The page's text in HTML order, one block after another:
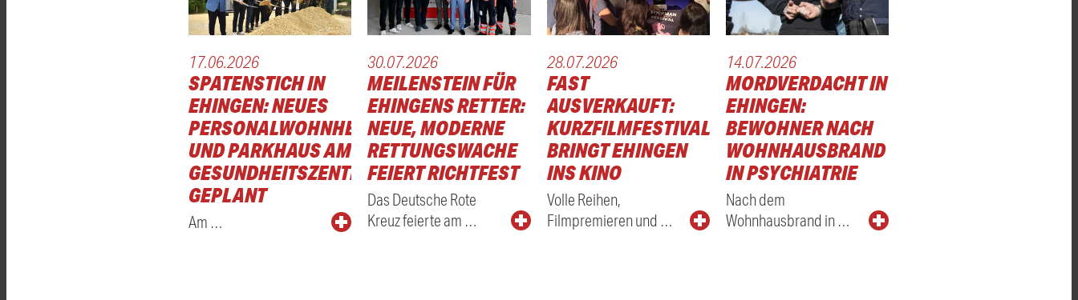
17.06.2026
SPATENSTICH IN
EHINGEN: NEUES
PERSONALWOHNHEIM
UND PARKHAUS AM
GESUNDHEITSZENTRUM
GEPLANT
Am …
30.07.2026
MEILENSTEIN FÜR
EHINGENS RETTER:
NEUE, MODERNE
RETTUNGSWACHE
FEIERT RICHTFEST
Das Deutsche Rote
Kreuz feierte am …
28.07.2026
FAST
AUSVERKAUFT:
KURZFILMFESTIVAL
BRINGT EHINGEN
INS KINO
Volle Reihen,
Filmpremieren und …
14.07.2026
MORDVERDACHT IN
EHINGEN:
BEWOHNER NACH
WOHNHAUSBRAND
IN PSYCHIATRIE
Nach dem
Wohnhausbrand in …